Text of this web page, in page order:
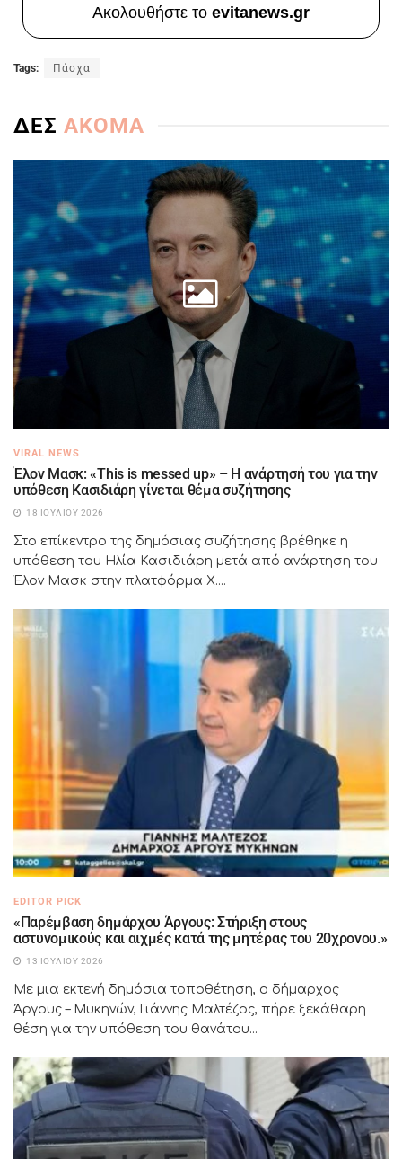
Ακολουθήστε το evitanews.gr
Tags: Πάσχα
ΔΕΣ ΑΚΟΜΑ
VIRAL NEWS
Έλον Μασκ: «This is messed up» – Η ανάρτησή του για την
υπόθεση Κασιδιάρη γίνεται θέμα συζήτησης
18 ΙΟΥΛΊΟΥ 2026
Στο επίκεντρο της δημόσιας συζήτησης βρέθηκε η
υπόθεση του Ηλία Κασιδιάρη μετά από ανάρτηση του
Έλον Μασκ στην πλατφόρμα X....
EDITOR PICK
«Παρέμβαση δημάρχου Άργους: Στήριξη στους
αστυνομικούς και αιχμές κατά της μητέρας του 20χρονου.»
13 ΙΟΥΛΊΟΥ 2026
Με μια εκτενή δημόσια τοποθέτηση, ο δήμαρχος
Άργους – Μυκηνών, Γιάννης Μαλτέζος, πήρε ξεκάθαρη
θέση για την υπόθεση του θανάτου...